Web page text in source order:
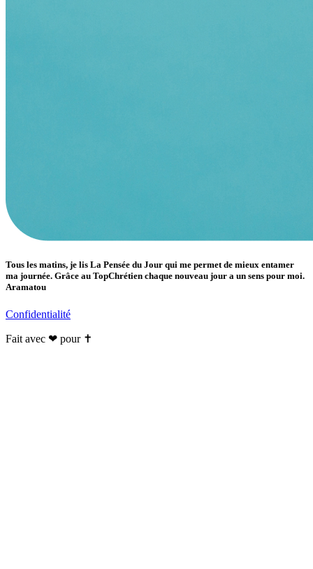
Tous les matins, je lis La Pensée du Jour qui me permet de mieux entamer
ma journée. Grâce au TopChrétien chaque nouveau jour a un sens pour moi.
Aramatou
Confidentialité
Fait avec ❤ pour ✝️️